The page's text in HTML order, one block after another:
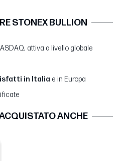
STONEX BULLION
attiva a livello globale
in Italia e in Europa
ANCHE